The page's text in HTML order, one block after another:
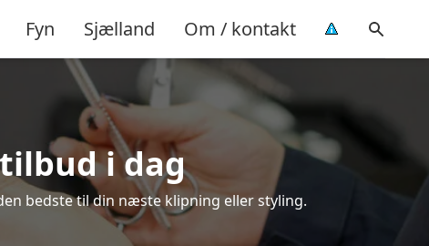
Fyn Sjælland Om / kontakt
i dag
bedste til din næste klipning eller styling.